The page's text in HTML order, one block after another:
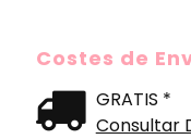
Costes de
GRATIS *
Consultar